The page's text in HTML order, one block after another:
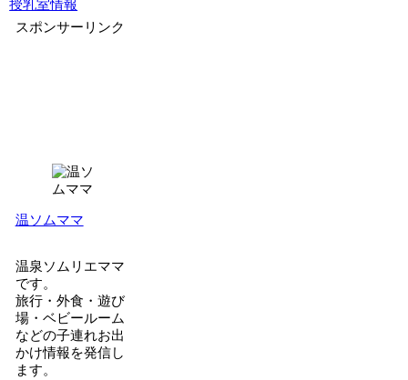
授乳室情報
スポンサーリンク
温ソムママ
温泉ソムリエママ
です。
旅行・外食・遊び
場・ベビールーム
などの子連れお出
かけ情報を発信し
ます。